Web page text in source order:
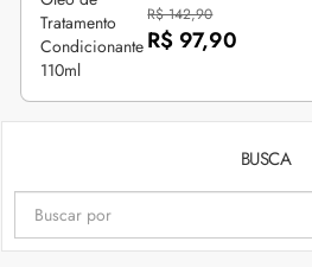
R$ 142,90
R$ 97,90
BUSCA